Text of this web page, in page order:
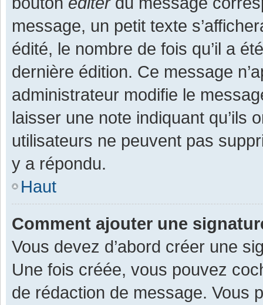
message, un petit texte
édité, le nombre de fois qu’il a
dernière édition. Ce message
administrateur modifie le
laisser une note indiquant qu’ils
utilisateurs ne peuvent pas
y a répondu.
Haut
Comment ajouter une
Vous devez d’abord créer une
Une fois créée, vous pouvez
de rédaction de message. Vous